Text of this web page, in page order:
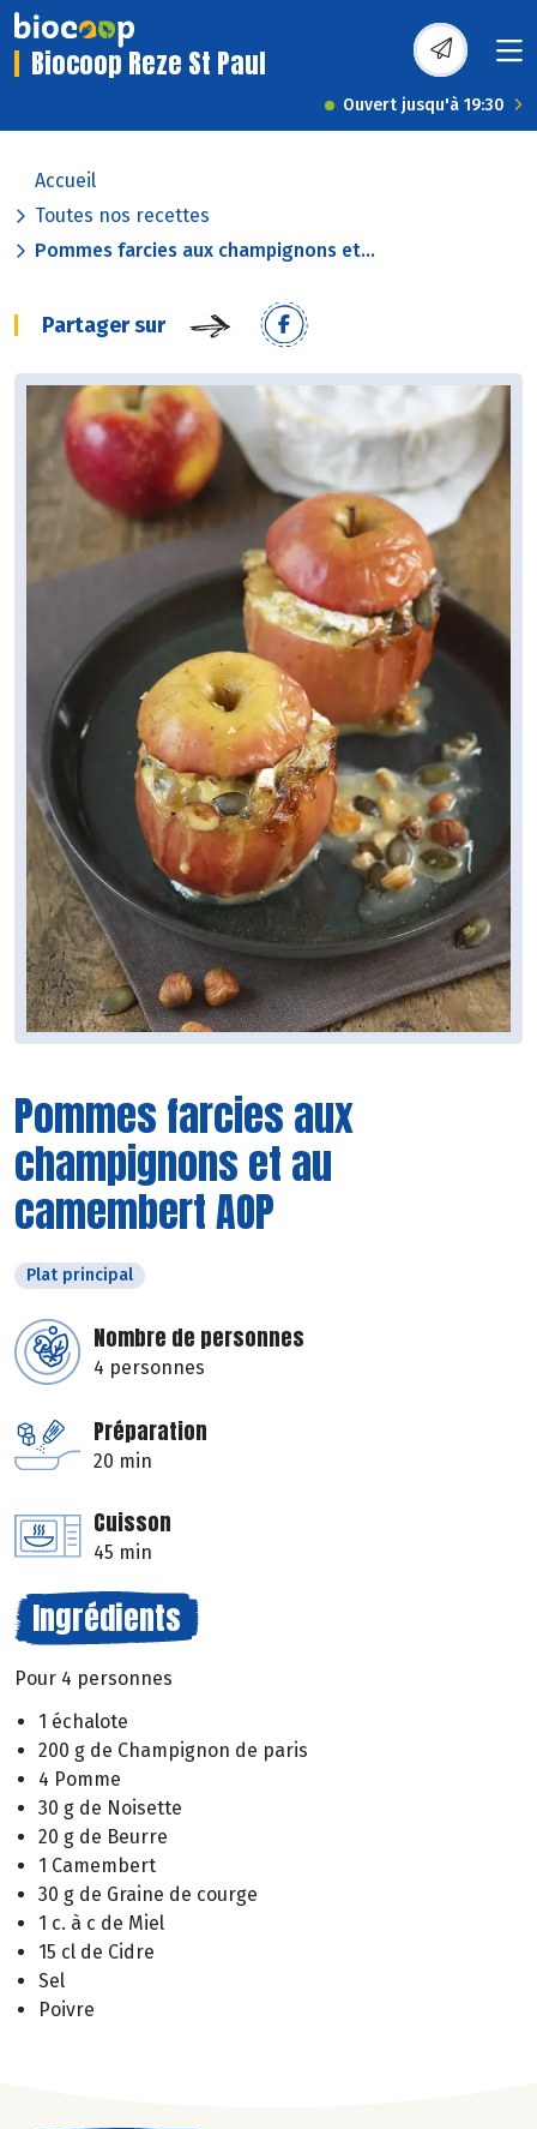
Biocoop Reze St Paul
Ouvert jusqu'à 19:30
Accueil
Toutes nos recettes
Pommes farcies aux champignons et...
Partager sur
Pommes farcies aux
champignons et au
camembert AOP
Plat principal
Nombre de personnes
4 personnes
Préparation
20 min
Cuisson
45 min
Ingrédients
Pour 4 personnes
1 échalote
200 g de Champignon de paris
4 Pomme
30 g de Noisette
20 g de Beurre
1 Camembert
30 g de Graine de courge
1 c. à c de Miel
15 cl de Cidre
Sel
Poivre